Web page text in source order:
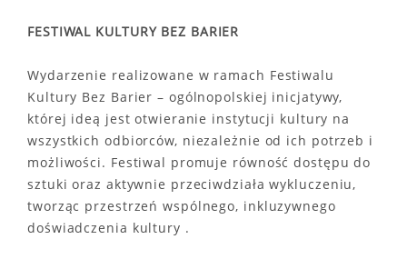
FESTIWAL KULTURY BEZ BARIER
Wydarzenie realizowane w ramach Festiwalu
Kultury Bez Barier – ogólnopolskiej inicjatywy,
której ideą jest otwieranie instytucji kultury na
wszystkich odbiorców, niezależnie od ich potrzeb i
możliwości. Festiwal promuje równość dostępu do
sztuki oraz aktywnie przeciwdziała wykluczeniu,
tworząc przestrzeń wspólnego, inkluzywnego
doświadczenia kultury .